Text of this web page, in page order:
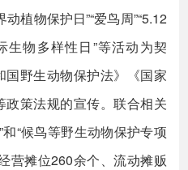
植物保护日”“爱鸟周”“5.12
生物多样性日”等活动为契
野生动物保护法》《国家
策法规的宣传。联合相关
“候鸟等野生动物保护专项
营摊位260余个、流动摊贩